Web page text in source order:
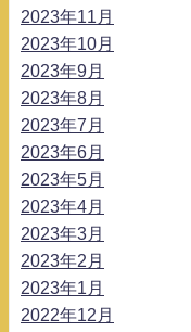
2023年11月
2023年10月
2023年9月
2023年8月
2023年7月
2023年6月
2023年5月
2023年4月
2023年3月
2023年2月
2023年1月
2022年12月